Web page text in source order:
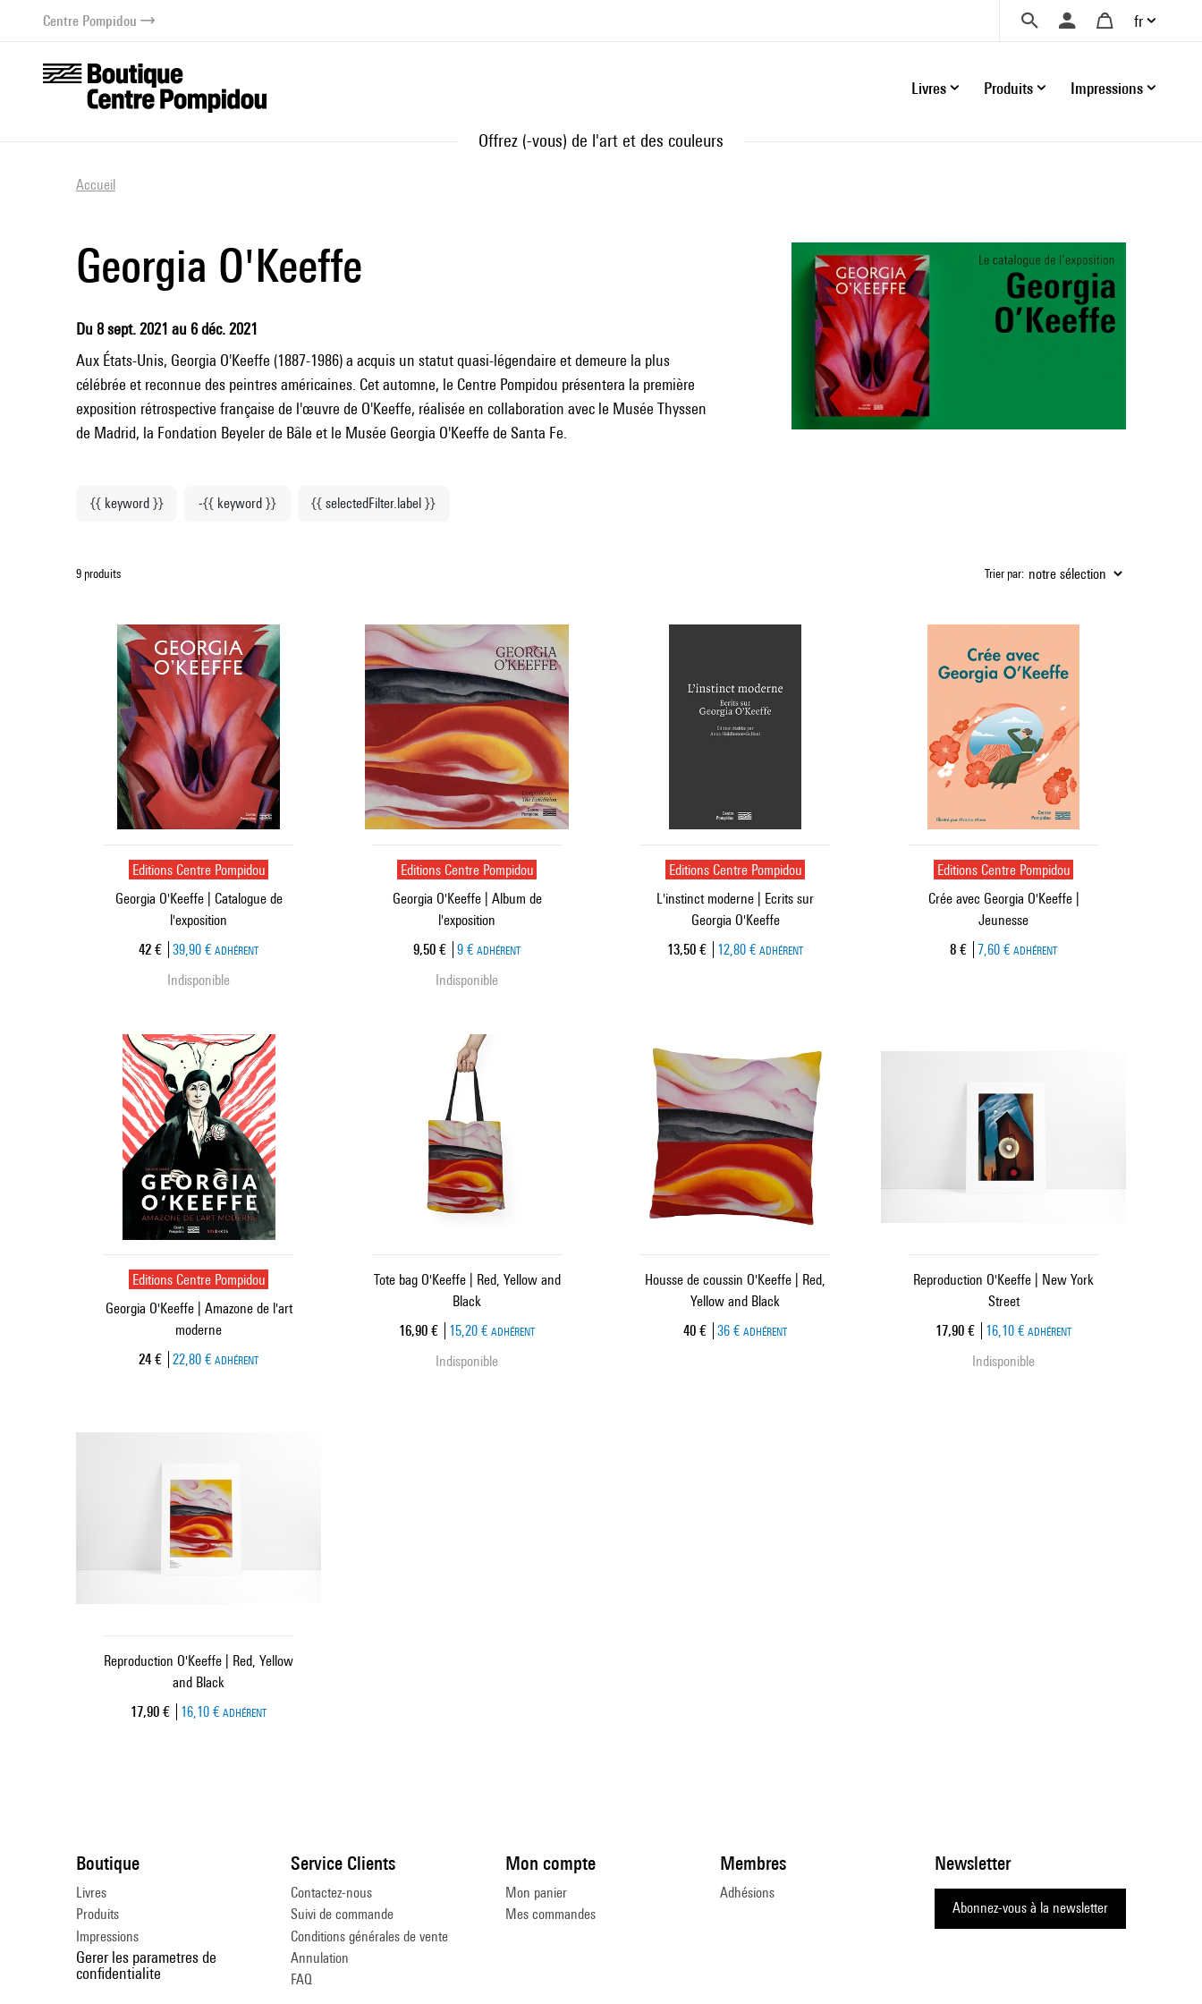
contenuCentre Pompidou fr
Livres Produits Impressions
Offrez (-vous) de l'art et des couleurs
Accueil
Georgia O'Keeffe
Du 8 sept. 2021 au 6 déc. 2021
Aux États-Unis, Georgia O'Keeffe (1887-1986) a acquis un statut quasi-légendaire et demeure la plus
célébrée et reconnue des peintres américaines. Cet automne, le Centre Pompidou présentera la première
exposition rétrospective française de l'œuvre de O'Keeffe, réalisée en collaboration avec le Musée Thyssen
de Madrid, la Fondation Beyeler de Bâle et le Musée Georgia O'Keeffe de Santa Fe.
{{ keyword }} -{{ keyword }} {{ selectedFilter.label }}
9 produits Trier par:
Editions Centre Pompidou
Georgia O'Keeffe | Catalogue de
l'exposition
Prix ​​actuel
42 € 39,90 € ADHÉRENT
Indisponible
Editions Centre Pompidou
Georgia O'Keeffe | Album de
l'exposition
Prix ​​actuel
9,50 € 9 € ADHÉRENT
Indisponible
Editions Centre Pompidou
L'instinct moderne | Ecrits sur
Georgia O'Keeffe
Prix ​​actuel
13,50 € 12,80 € ADHÉRENT
Editions Centre Pompidou
Crée avec Georgia O'Keeffe |
Jeunesse
Prix ​​actuel
8 € 7,60 € ADHÉRENT
Editions Centre Pompidou
Georgia O'Keeffe | Amazone de l'art
moderne
Prix ​​actuel
24 € 22,80 € ADHÉRENT
Tote bag O'Keeffe | Red, Yellow and
Black
Prix ​​actuel
16,90 € 15,20 € ADHÉRENT
Indisponible
Housse de coussin O'Keeffe | Red,
Yellow and Black
Prix ​​actuel
40 € 36 € ADHÉRENT
Reproduction O'Keeffe | New York
Street
Prix ​​actuel
17,90 € 16,10 € ADHÉRENT
Indisponible
Reproduction O'Keeffe | Red, Yellow
and Black
Prix ​​actuel
17,90 € 16,10 € ADHÉRENT
Boutique
Livres
Produits
Impressions
Gerer les parametres de
confidentialite
Newsletter
Abonnez-vous à la newsletter
Service Clients
Contactez-nous
Suivi de commande
Conditions générales de vente
Annulation
FAQ
Mon compte
Mon panier
Mes commandes
Membres
Adhésions